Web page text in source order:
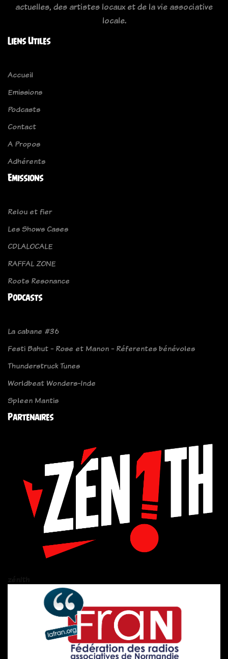
actuelles, des artistes locaux et de la vie associative
locale.
Liens Utiles
Accueil
Emissions
Podcasts
Contact
A Propos
Adhérents
Emissions
Relou et fier
Les Shows Cases
CDLALOCALE
RAFFAL ZONE
Roots Resonance
Podcasts
La cabane #36
Festi Bahut - Rose et Manon - Réferentes bénévoles
Thunderstruck Tunes
Worldbeat Wonders-Inde
Spleen Mantis
Partenaires